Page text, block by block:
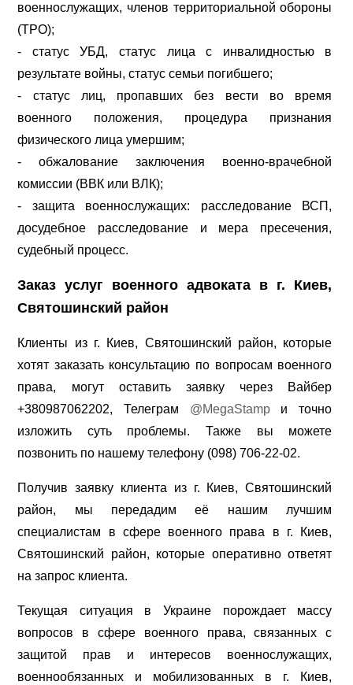
военнослужащих, членов территориальной обороны
(ТРО);
- статус УБД, статус лица с инвалидностью в
результате войны, статус семьи погибшего;
- статус лиц, пропавших без вести во время
военного положения, процедура признания
физического лица умершим;
- обжалование заключения военно-врачебной
комиссии (ВВК или ВЛК);
- защита военнослужащих: расследование ВСП,
досудебное расследование и мера пресечения,
судебный процесс.
Заказ услуг военного адвоката в г. Киев,
Святошинский район
Клиенты из г. Киев, Святошинский район, которые
хотят заказать консультацию по вопросам военного
права, могут оставить заявку через Вайбер
+380987062202, Телеграм @MegaStampи точно
изложить суть проблемы. Также вы можете
позвонить по нашему телефону (098) 706-22-02.
Получив заявку клиента из г. Киев, Святошинский
район, мы передадим её нашим лучшим
специалистам в сфере военного права в г. Киев,
Святошинский район, которые оперативно ответят
на запрос клиента.
Текущая ситуация в Украине порождает массу
вопросов в сфере военного права, связанных с
защитой прав и интересов военнослужащих,
военнообязанных и мобилизованных в г. Киев,